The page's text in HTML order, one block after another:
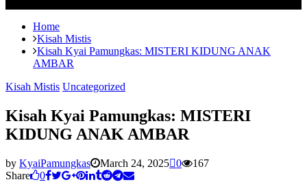
Home
Kisah Mistis
Kisah Kyai Pamungkas: MISTERI KIDUNG ANAK
AMBAR
Kisah Mistis Uncategorized
Kisah Kyai Pamungkas: MISTERI
KIDUNG ANAK AMBAR
by KyaiPamungkas March 24, 2025 0
167
Share
0